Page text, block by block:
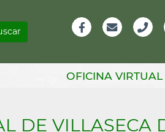
Información
OFICINA VIRTUAL
DE VILLASECA